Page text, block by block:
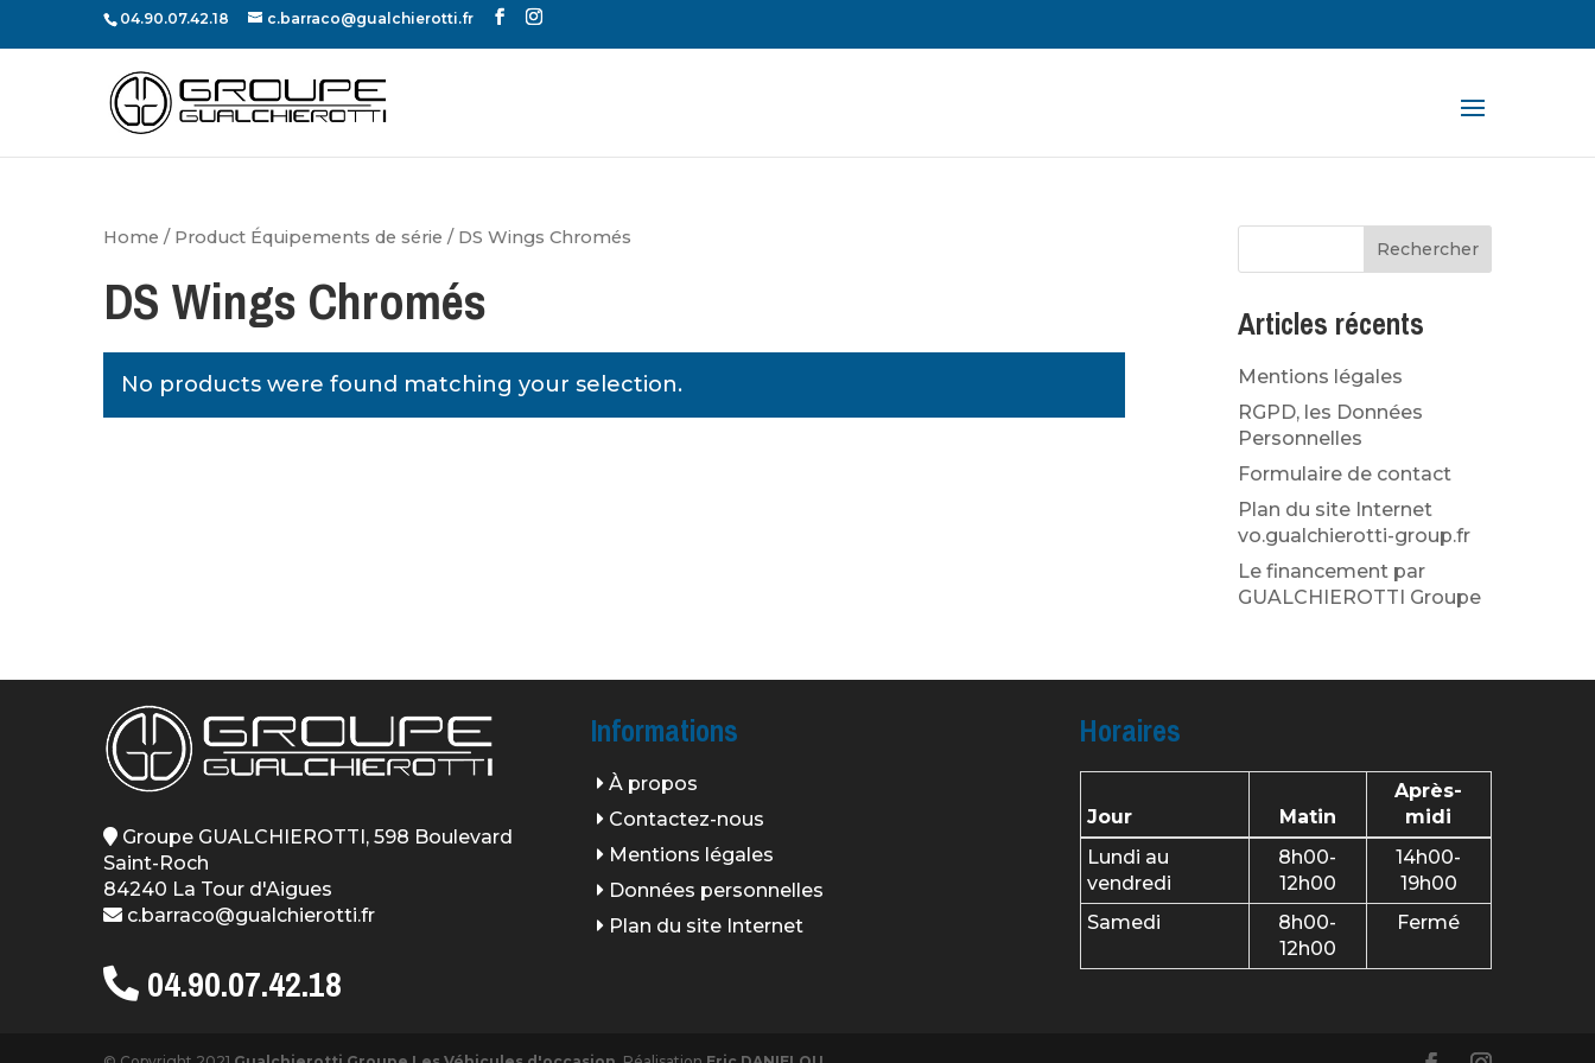
04.90.07.42.18 c.barraco@gualchierotti.fr
Home / Product Équipements de série / DS Wings Chromés
DS Wings Chromés
No products were found matching your selection.
Articles récents
Mentions légales
RGPD, les Données
Personnelles
Formulaire de contact
Plan du site Internet
vo.gualchierotti-group.fr
Le financement par
GUALCHIEROTTI Groupe
Groupe GUALCHIEROTTI, 598 Boulevard
Saint-Roch
84240 La Tour d'Aigues
c.barraco@gualchierotti.fr
04.90.07.42.18
Informations
À propos
Contactez-nous
Mentions légales
Données personnelles
Plan du site Internet
Horaires
Jour Matin
Après-
midi
Lundi au
vendredi
8h00-
12h00
14h00-
19h00
Samedi
8h00-
12h00
Fermé